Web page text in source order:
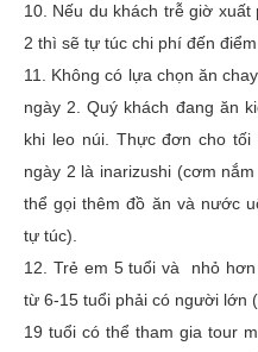
10. Nếu du khách trễ giờ
2 thì sẽ tự túc chi phí đến
11. Không có lựa chọn ăn
ngày 2. Quý khách đang ăn
khi leo núi. Thực đơn cho tối
ngày 2 là inarizushi (cơm
thể gọi thêm đồ ăn và nước
tự túc).
12. Trẻ em 5 tuổi và nhỏ
từ 6-15 tuổi phải có người lớn
19 tuổi có thể tham gia tour